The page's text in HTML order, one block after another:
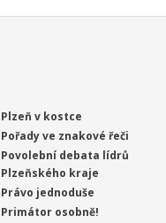
Plzeň v kostce
Pořady ve znakové řeči
Povolební debata lídrů
Plzeňského kraje
Právo jednoduše
Primátor osobně!